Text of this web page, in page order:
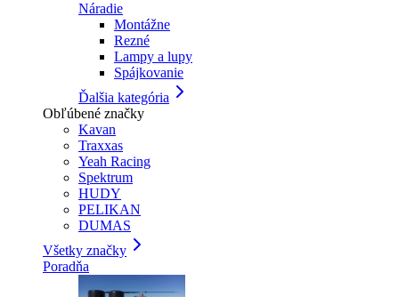
Náradie
Montážne
Rezné
Lampy a lupy
Spájkovanie
Ďalšia kategória
Obľúbené značky
Kavan
Traxxas
Yeah Racing
Spektrum
HUDY
PELIKAN
DUMAS
Všetky značky
Poradňa